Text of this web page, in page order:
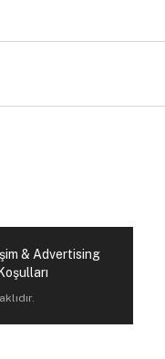
& Advertising